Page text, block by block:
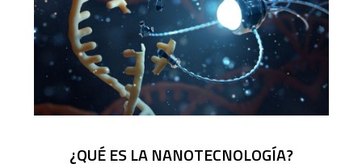
¿QUÉ ES LA NANOTECNOLOGÍA?